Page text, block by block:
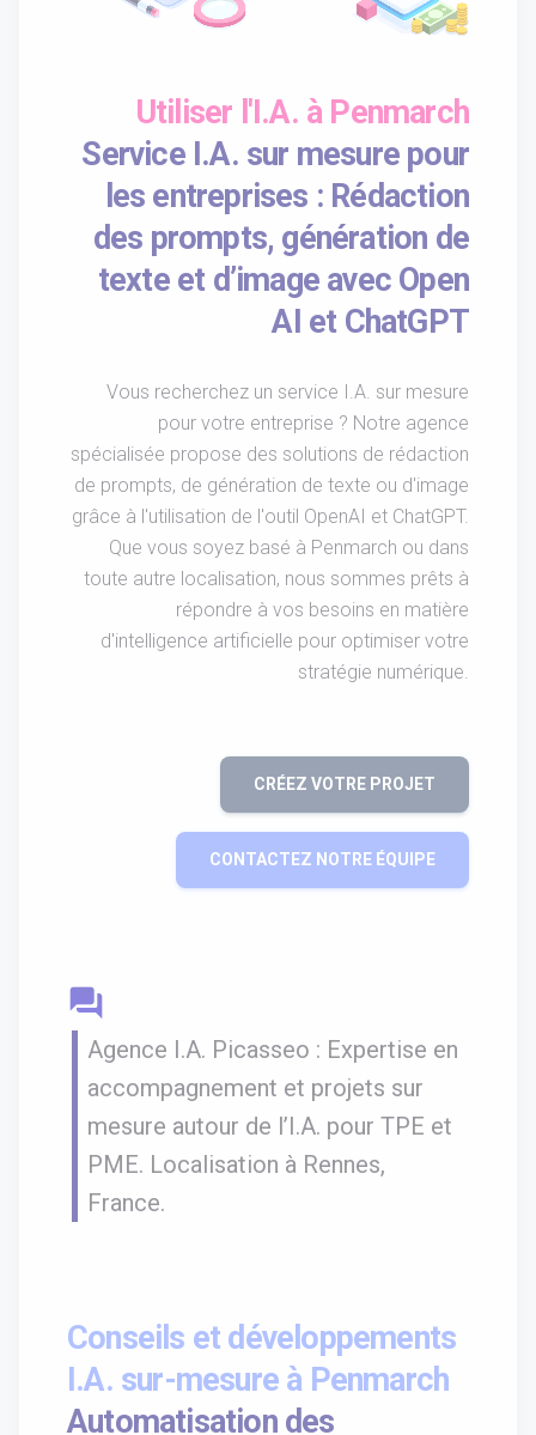
Utiliser l'I.A. à Penmarch
Service I.A. sur mesure pour
les entreprises : Rédaction
des prompts, génération de
texte et d’image avec Open
AI et ChatGPT
Vous recherchez un service I.A. sur mesure
pour votre entreprise ? Notre agence
spécialisée propose des solutions de rédaction
de prompts, de génération de texte ou d'image
grâce à l'utilisation de l'outil OpenAI et ChatGPT.
Que vous soyez basé à Penmarch ou dans
toute autre localisation, nous sommes prêts à
répondre à vos besoins en matière
d'intelligence artificielle pour optimiser votre
stratégie numérique.
CRÉEZ VOTRE PROJET
CONTACTEZ NOTRE ÉQUIPE
question_answer
Agence I.A. Picasseo : Expertise en
accompagnement et projets sur
mesure autour de l’I.A. pour TPE et
PME. Localisation à Rennes,
France.
Conseils et développements
I.A. sur-mesure à Penmarch
Automatisation des